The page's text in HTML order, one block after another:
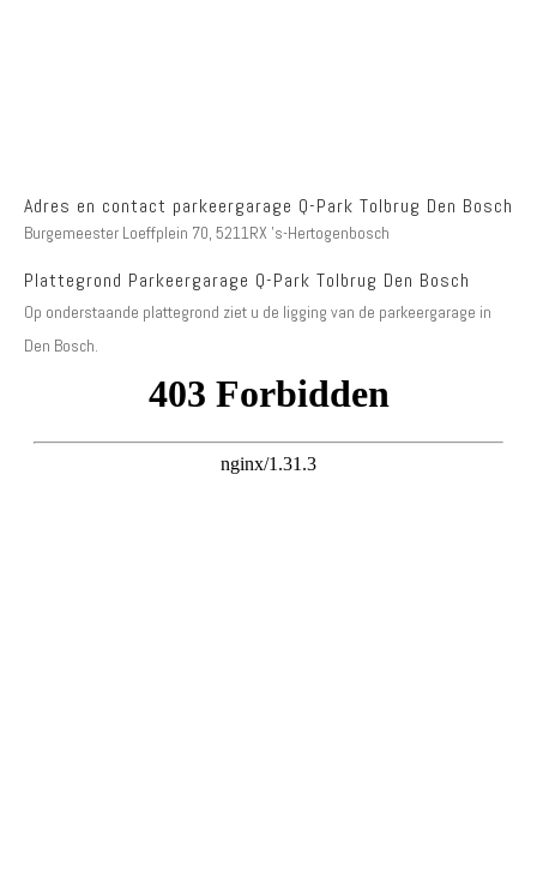
Adres en contact parkeergarage Q-Park Tolbrug Den Bosch
Burgemeester Loeffplein 70, 5211RX 's-Hertogenbosch
Plattegrond Parkeergarage Q-Park Tolbrug Den Bosch
Op onderstaande plattegrond ziet u de ligging van de parkeergarage in
Den Bosch.